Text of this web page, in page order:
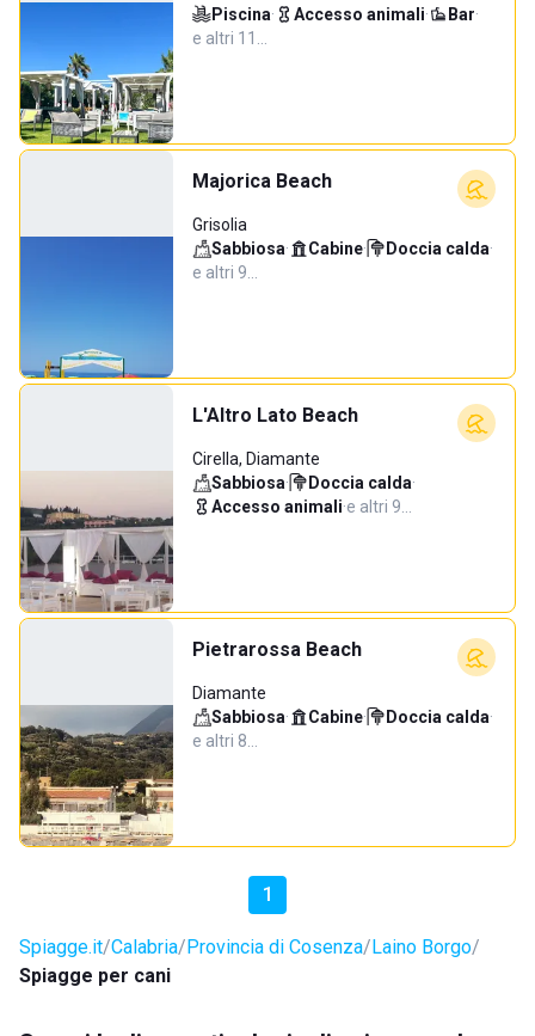
Piscina· Accesso animali· Bar·
e altri 11…
Majorica Beach
Grisolia
Sabbiosa· Cabine· Doccia calda·
e altri 9…
L'Altro Lato Beach
Cirella, Diamante
Sabbiosa· Doccia calda·
Accesso animali·e altri 9…
Pietrarossa Beach
Diamante
Sabbiosa· Cabine· Doccia calda·
e altri 8…
1
Spiagge.it Calabria Provincia di Cosenza Laino Borgo
Spiagge per cani